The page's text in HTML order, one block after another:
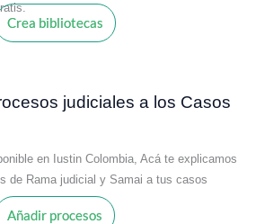
Crea bibliotecas
judiciales a los Casos
en Iustin Colombia, Acá te explicamos
de Rama judicial y Samai a tus casos
Añadir procesos